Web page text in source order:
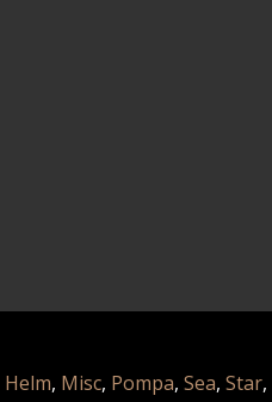
Helm, Misc, Pompa,Sea,Star,